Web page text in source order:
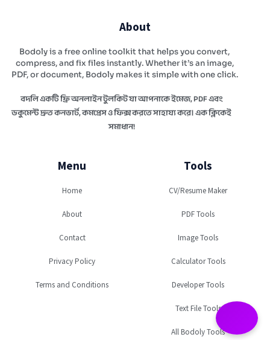
About
Bodoly is a free online toolkit that helps you convert,
compress, and fix files instantly. Whether it’s an image,
PDF, or document, Bodoly makes it simple with one click.
বদলি একটি ফ্রি অনলাইন টুলকিট যা আপনাকে ইমেজ, PDF এবং
ডকুমেন্ট দ্রুত কনভার্ট, কমপ্রেস ও ফিক্স করতে সাহায্য করে। এক ক্লিকেই
সমাধান!
Menu
Home
About
Contact
Privacy Policy
Terms and Conditions
Tools
CV/Resume Maker
PDF Tools
Image Tools
Calculator Tools
Developer Tools
Text File Tools
All Bodoly Tools